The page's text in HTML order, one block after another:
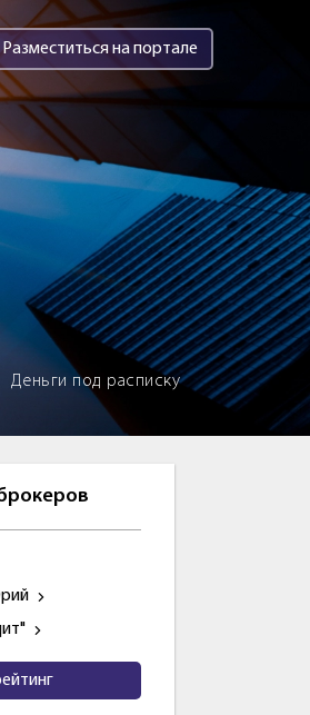
Разместиться на портале
Деньги под расписку